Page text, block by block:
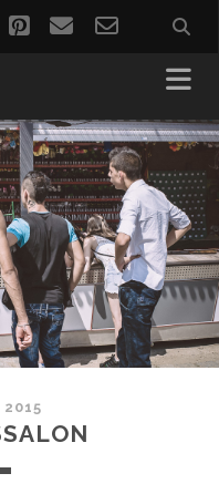
pinterest
emailemail-
form
2015